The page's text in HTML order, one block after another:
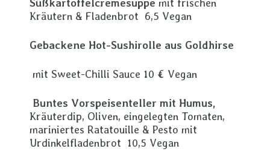
Süßkartoffelcremesuppe mit frischen
Kräutern & Fladenbrot 6,5 Vegan
Gebackene Hot-Sushirolle aus Goldhirse
mit Sweet-Chilli Sauce 10 € Vegan
Buntes Vorspeisenteller mit Humus,
Kräuterdip, Oliven, eingelegten Tomaten,
mariniertes Ratatouille & Pesto mit
Urdinkelfladenbrot 10,5 Vegan